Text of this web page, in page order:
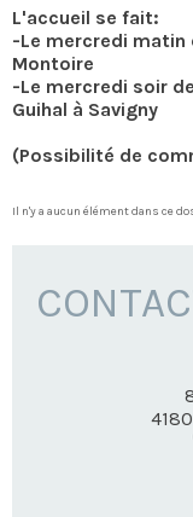
L'accueil se fait:
-Le mercredi matin
Montoire
-Le mercredi soir
Guihal à Savigny
(Possibilité de
Il n'y a aucun élément dans ce